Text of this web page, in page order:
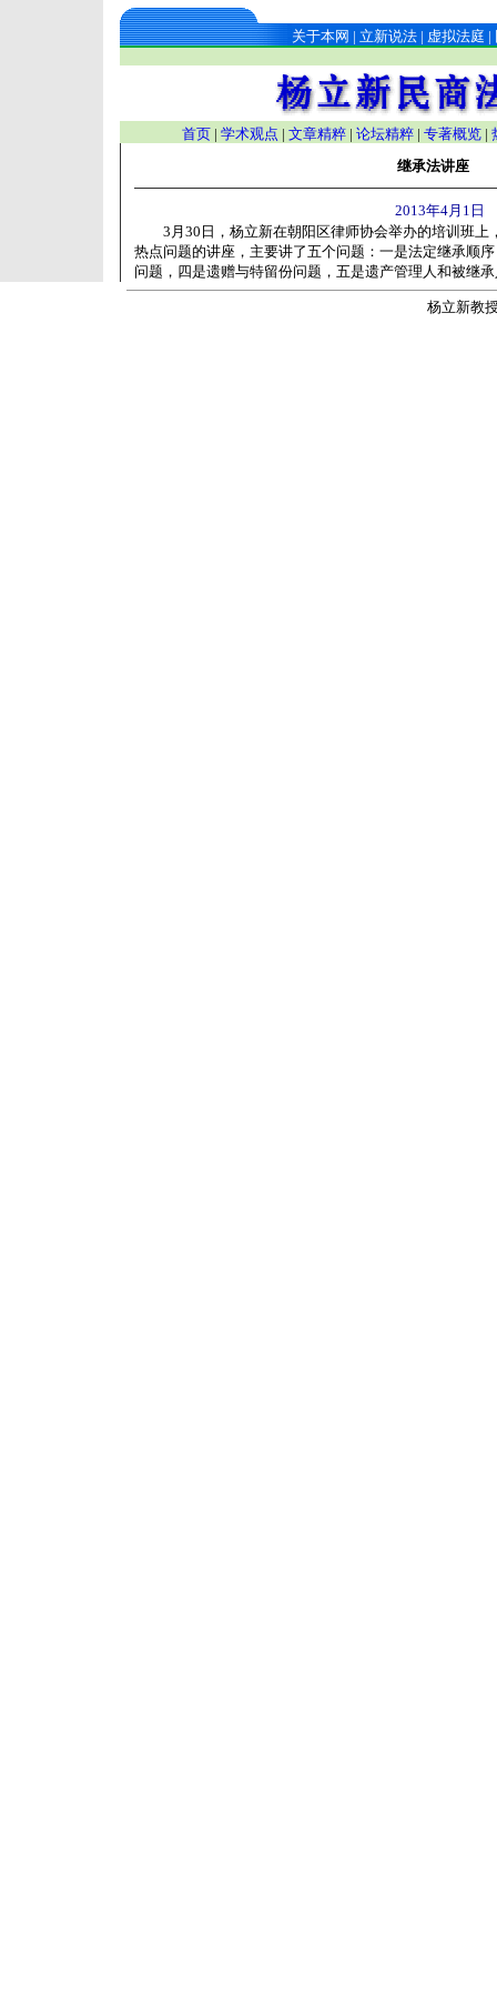
关于本网 | 立新说法 | 虚拟法庭 |
首页 | 学术观点 | 文章精粹| 论坛精粹| 专著概览|
继承法讲座
2013年4月1日
3月30日，杨立新在朝阳区律师协会举办的培训班上
热点问题的讲座，主要讲了五个问题：一是法定继承顺
问题，四是遗赠与特留份问题，五是遗产管理人和被继
杨立新教